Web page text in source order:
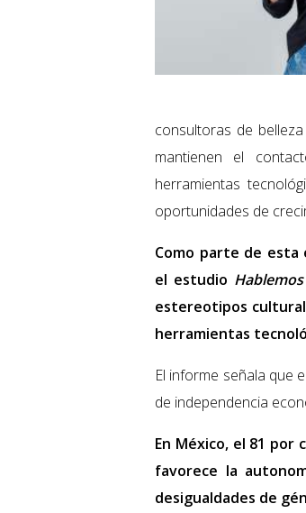
consultoras de
mantienen el
herramientas
oportunidades de
Como parte de esta
el estudio
estereotipos
herramientas
El informe señala que
de independencia
En México, el 81
favorece la
desigualdades de